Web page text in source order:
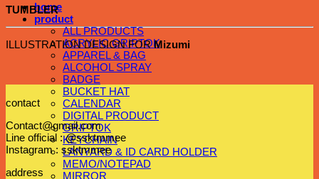
home
product
ALL PRODUCTS
ACRYLIC GRIPTOK
APPAREL & BAG
ALCOHOL SPRAY
BADGE
BUCKET HAT
CALENDAR
DIGITAL PRODUCT
GRIPTOK
KEYCHAIN
LANYARD & ID CARD HOLDER
MEMO/NOTEPAD
MIRROR
TUMBLER
ILLUSTRATION DESIGN FORMizumi
contact
Contact@gmail.com
Line official : @ssktmmee
Instagram : ssktmmee
address